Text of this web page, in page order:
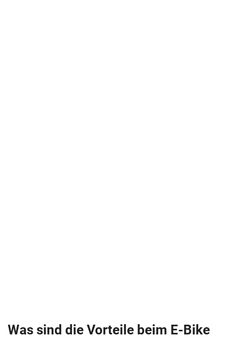
Was sind die Vorteile beim E-Bike